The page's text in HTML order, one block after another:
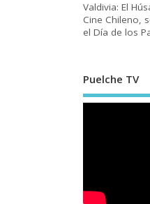
Valdivia: El
Cine Chileno,
el Día de los
Puelche TV